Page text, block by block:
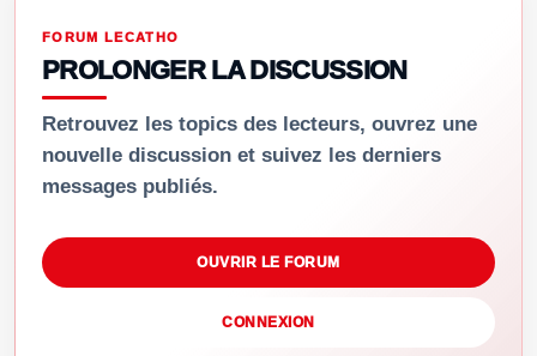
FORUM LECATHO
PROLONGER LA DISCUSSION
Retrouvez les topics des lecteurs, ouvrez une
nouvelle discussion et suivez les derniers
messages publiés.
OUVRIR LE FORUM
CONNEXION